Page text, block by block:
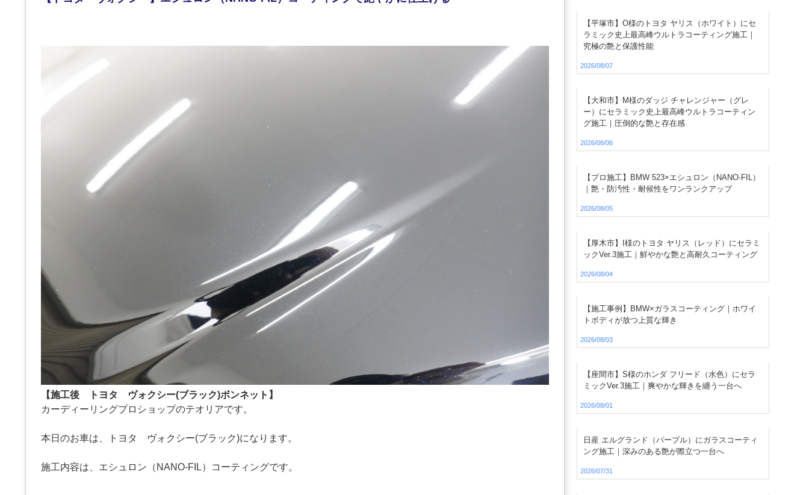
【施工後 トヨタ ヴォクシー(ブラック)ボンネット】
カーディーリングプロショップのテオリアです。
本日のお車は、トヨタ ヴォクシー(ブラック)になります。
施工内容は、エシュロン（NANO-FIL）コーティングです。
【平塚市】O様のトヨタ ヤリス（ホワイト）にセ
ラミック史上最高峰ウルトラコーティング施工｜
究極の艶と保護性能
2026/08/07
【大和市】M様のダッジ チャレンジャー（グレ
ー）にセラミック史上最高峰ウルトラコーティン
グ施工｜圧倒的な艶と存在感
2026/08/06
【プロ施工】BMW 523×エシュロン（NANO-FIL）
｜艶・防汚性・耐候性をワンランクアップ
2026/08/05
【厚木市】I様のトヨタ ヤリス（レッド）にセラミ
ックVer.3施工｜鮮やかな艶と高耐久コーティング
2026/08/04
【施工事例】BMW×ガラスコーティング｜ホワイ
トボディが放つ上質な輝き
2026/08/03
【座間市】S様のホンダ フリード（水色）にセラ
ミックVer.3施工｜爽やかな輝きを纏う一台へ
2026/08/01
日産 エルグランド（パープル）にガラスコーティ
ング施工｜深みのある艶が際立つ一台へ
2026/07/31